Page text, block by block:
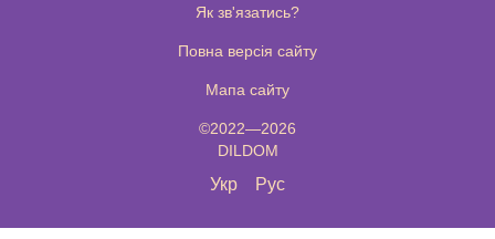
Як зв'язатись?
Повна версія сайту
Мапа сайту
©2022—2026
DILDOM
Укр Рус